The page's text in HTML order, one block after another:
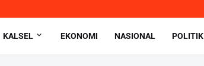
KALSEL EKONOMI NASIONAL POLITIK